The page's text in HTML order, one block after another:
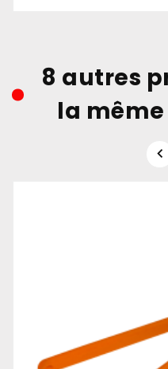
8 autres
la
